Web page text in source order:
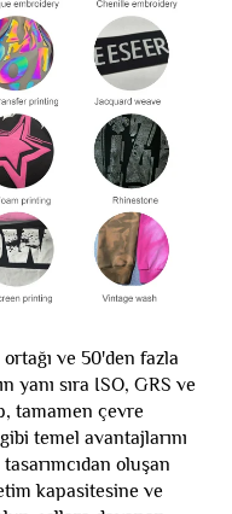
ve 50'den fazla
yanı sıra ISO, GRS ve
tamamen çevre
temel avantajlarını
oluşan
kapasitesine ve